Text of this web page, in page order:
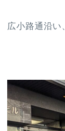
広小路通沿い